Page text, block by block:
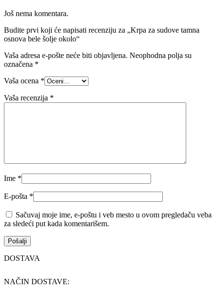
Još nema komentara.
Budite prvi koji će napisati recenziju za „Krpa za sudove tamna
osnova bele šolje okolo“
Vaša adresa e-pošte neće biti objavljena. Neophodna polja su
označena *
Vaša ocena *
Vaša recenzija *
Ime *
E-pošta *
Sačuvaj moje ime, e-poštu i veb mesto u ovom pregledaču veba
za sledeći put kada komentarišem.
DOSTAVA
NAČIN DOSTAVE: